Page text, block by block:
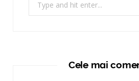
for:
Cele mai